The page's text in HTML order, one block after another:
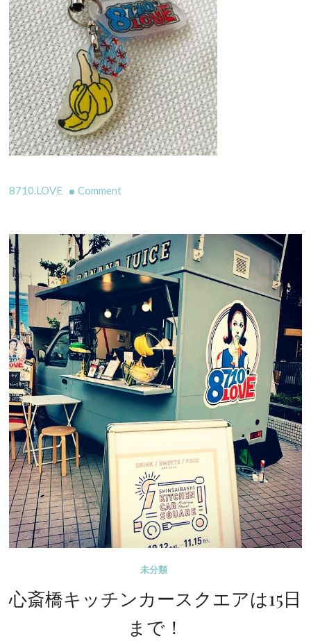
8710.LOVE Commenton
イ
ベ
ン
で
ご
一
緒
し
た
バ
た
ハ
未分類
心斎橋キッチンカースクエアは15日
まで！